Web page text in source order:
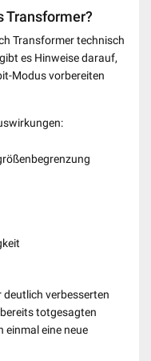
Transformer?
Transformer technisch
es Hinweise darauf,
Modus vorbereiten
verbesserten
totgesagten
eine neue